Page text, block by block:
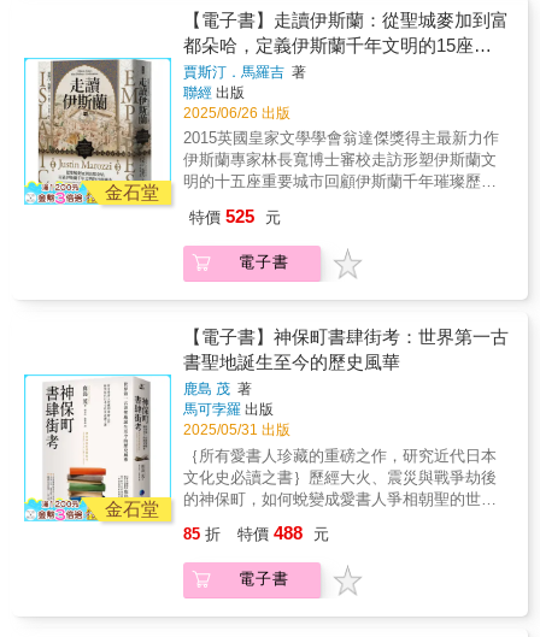
更加灰暗（且在道德上更具爭議）。
&mdash;&mdash;李海燕，美國史丹佛大學漢
語與比較文學系教授 本書對日本帝國滅亡後的
戰爭法庭進行了全新深入的探索，是理解前帝
國與其前殖民地之間關係的必讀讀物，以面對
今天重新呼籲反思帝國暴力的情況下。
&mdash;&mdash;古賀由紀子，美國耶魯大學
人類學系助理教授 作者對日本、中國以及二戰
後東亞的戰爭罪審判有著豐富的了解。這本內
容豐富、具挑釁性的書籍以細緻入微的分
衡懷疑態度以及對日本和中國資料的深入研究
而脫穎而出。作者闡明了為何日本和中國至今
仍深陷於有關二戰遺產的爭議中。
作者
醒世人，在族群宗教多元的地區中，不同社群
之間關係的脆弱程度也許超乎想像，而外在勢
力的介入可能引發某種權力失衡。但可靠的領
導政權卻也可能透過一系列的善後重建帶來長
期的和平。1860年暴力事件的始末，也許無法
直接提供當代問題的直接解方，但確實展示了
前人走過的各種可能性。◎專業推薦包修平
國立暨南國際大學歷史系助理教授崔進揆 國
立中興大學國際政治研究所所長、當代南亞與
中東研究中心主任張育軒 說說伊朗創辦人張
立樵 輔仁大學歷史系副教授◎各界好評隨著
敘利亞在二〇二四年底短短一週內政權變天，
阿薩德倒台迎來內戰後的重建，這本書來得很
作的醫生 撰寫的手稿，帶讀者重新回到一八六
〇年代的大馬士革，是如何爆發一場巨大的宗
教社群衝突，以及當時鄂圖曼政府透過一系列
的改革收拾善後，並讓這座城市在一戰前享受
發展與繁榮，當時的事件與變動實際上對今天
的敘利亞與黎巴嫩影響巨大。而閱讀本書不僅
是場歷史冒險，更能深入當時人們生活的細
節，以及感受十九中期國際與地方政治的錯綜
鄂圖曼帝國，內外正發生著諸多的變化與動
盪，像是與西方帝國之間對抗、不得不做的變
革，間接導致不同教派信徒之間的關係惡化。
多方問題最終集中在大馬士革，爆發了一八六○
讓讀者明白，無論我們身處何地，我們都能在
加薩人的故事中看到自己的影子。這本書講述
的不僅是加薩的苦難，更展現了加薩的靈魂。
～薩拉．羅伊（哈佛大學中東研究中心高級研
究員）
外國人相當驚訝，紛紛書寫記錄、奔走相告！
當時的歐美人士甚至還搭船到日本，為的就是
「來看裸體」...&hellip; 這是一段明治新政府強
迫人民穿上衣服， 進而衍生出一連串遮掩副作
用的近代史！ 裸體很丟臉？羞恥心是什麼？該
在意外國人的眼光嗎？ 當裸露風俗遇見文明開
化，日本人的新時代就此展開？ 【本書特色】
深入解讀過去那個「不覺得羞恥」的年代，探
窺狂與裸體照的誕生、遮掩性器官的意識等，
是一本相當有趣，講述「裸體」的黑歷史， 以
及人們開始「有穿內褲習慣」的由來，政府出
現「取締不穿衣服、裸奔、偷窺」的條例
&hellip;&hellip; 日本裏文化&mdash;&mdash;
窺看、性意識與身體主權的演進、羞恥心文化
解謎書！
筆者恩師──麥爾彥•杜艾伊伯（願主慈憫她）
──在多年教學中對先知生平的精彩解說與深刻
理解。她是一位學識淵博、通曉多個知識領域
的傑出學者，她的課程為本書奠定了深厚的精
神與學理根基。此外，書中亦融合了《古蘭
經》的相關註解與聖訓的詮釋，使得本書不僅
止於歷史敘述，更是一部涵蓋信仰實踐、倫理
修養與教誨智慧的全面作品。其內容既承襲經
典，也回應當代，旨在幫助讀者在先知穆罕默
德──願主賜他平安──的足跡中，尋得方向、培
代理經銷：白象文化更多精彩內容請見
http://www.pressstore.com.tw/freereading/
金石堂
【電子書】走讀伊斯蘭：從聖城麥加到富
都朵哈，定義伊斯蘭千年文明的15座城
市
賈斯汀．馬羅吉 著
聯經 出版
2025/06/26 出版
2015英國皇家文學學會翁達傑獎得主最新力作
伊斯蘭專家林長寬博士審校走訪形塑伊斯蘭文
明的十五座重要城市回顧伊斯蘭千年璀璨歷史
元文化研究中心主任）馬繼康（世界遺產資深
領隊、師大社教系講師）張育軒（說說伊朗創
辦人）黃恩宇（國立成功大學建築學系副教授
界，一千五百年來造就了許多名垂青史的重要
王朝、領袖和城市。在極盛時期，於各方面締
造了無可比擬的成就；在頹敗時期，變成封
閉、殘酷而危險的文化荒地。從七世紀伊斯蘭
誕生的麥加，到二十一世紀驚人崛起的朵哈，
結合史料和實地報導，以創新角度探索伊斯蘭
世界豐富多元的文明。定義伊斯蘭文明的十五
座偉大城市：七世紀：麥加——眾城之母八世
紀：大馬士革——芳香樂園九世紀：巴格達
——和平之城、流血之城十世紀：哥多華——
十二世紀：開羅——勝利之城十三世紀：法斯
——非洲雅典十四世紀：撒馬爾干德——典範
花園十五世紀：君士坦丁堡——世界渴望之城
特價 525 元
電子書
金石堂
【電子書】神保町書肆街考：世界第一古
書聖地誕生至今的歷史風華
鹿島 茂 著
馬可孛羅 出版
2025/05/31 出版
｛所有愛書人珍藏的重磅之作，研究近代日本
文化史必讀之書｝歷經大火、震災與戰爭劫後
的神保町，如何蛻變成愛書人爭相朝聖的世界
市一個月即「重版出來」！★翻譯家邱振瑞──
專文推薦日本文壇奇才、明治大學教授鹿島茂
揭示鮮為人知的書業興衰史，深度刻劃神田古
85 折 特價 488 元
電子書